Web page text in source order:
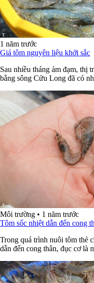
1 năm trước
Giá tôm nguyên liệu khởi sắc
Sau nhiều tháng ảm đạm, thị
bằng sông Cửu Long đã có
Môi trường • 1 năm trước
Tôm sốc nhiệt dẫn đến cong
Trong quá trình nuôi tôm thẻ
dẫn đến cong thân, đục cơ là